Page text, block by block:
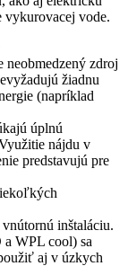
vykurovacej vode.
neobmedzený zdroj
žiadnu
(napríklad
úplnú
nájdu v
predstavujú pre
inštaláciu.
WPL cool) sa
aj v úzkych